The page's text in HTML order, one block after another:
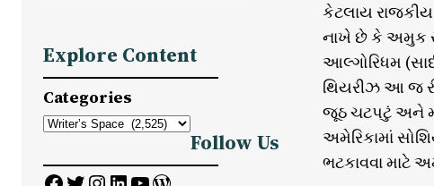
r
c
h
Explore Content
Categories
Follow Us
કેટલાય
નાખે છે કે અમુક
આલ્ગોરિધમ
થિયરીઝ આ જ
જૂઠ ચટપટું અને
અમેરિકામાં
ભટકાવવા માટે